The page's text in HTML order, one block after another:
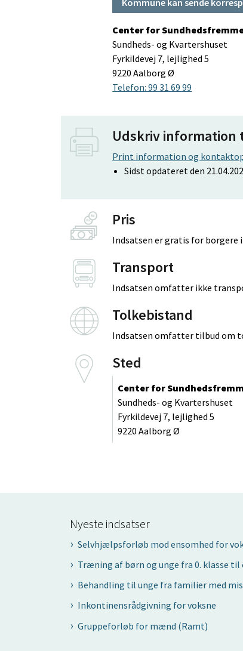
Kommune kan sende
Center for
Sundheds- og Kvartershuset
Fyrkildevej 7, lejlighed 5
9220 Aalborg Ø
Telefon: 99 31 69 99
Udskriv information
Print information og
Sidst opdateret den
Pris
Indsatsen er gratis for borgere
Transport
Indsatsen omfatter ikke
Tolkebistand
Indsatsen omfatter tilbud om
Sted
Center for
Sundheds- og Kvartershuset
Fyrkildevej 7, lejlighed 5
9220 Aalborg Ø
Nyeste indsatser
Selvhjælpsforløb mod ensomhed for
Træning af børn og unge fra 0. klasse til
Behandling til unge fra familier med
Inkontinensrådgivning for voksne
Gruppeforløb for mænd (Ramt)